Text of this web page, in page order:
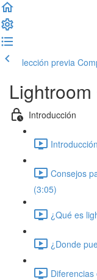
lección previa
Introducción
Consejos
(3:05)
¿Qué es
¿Donde